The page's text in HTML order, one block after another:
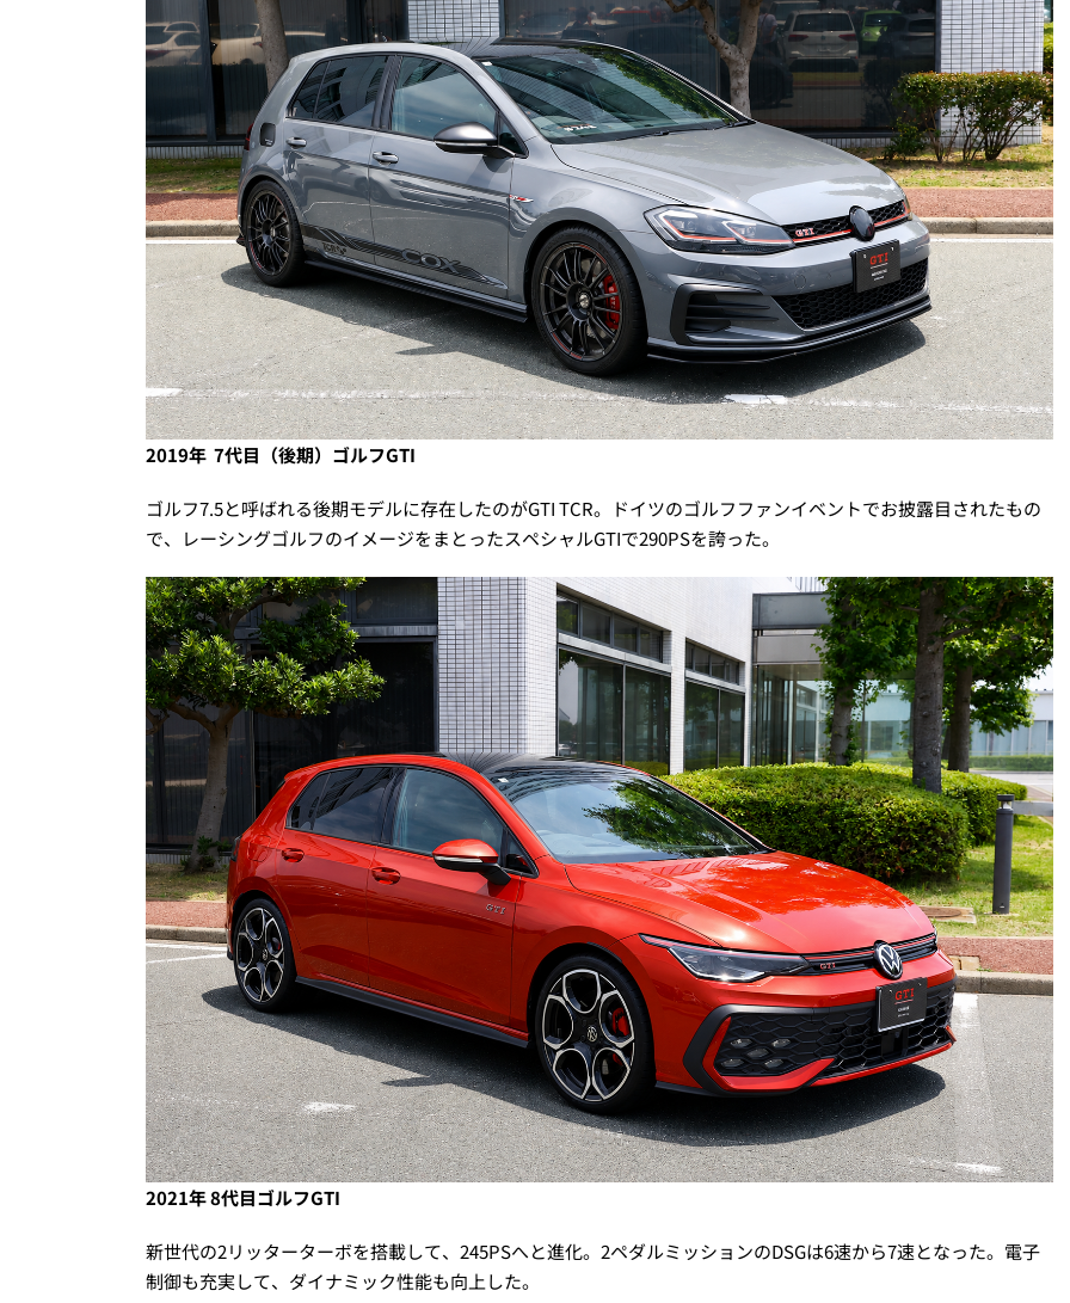
2019年 7代目（後期）ゴルフGTI
ゴルフ7.5と呼ばれる後期モデルに存在したのがGTI TCR。ドイツのゴルフファンイベントでお披露目されたもの
で、レーシングゴルフのイメージをまとったスペシャルGTIで290PSを誇った。
2021年 8代目ゴルフGTI
新世代の2リッターターボを搭載して、245PSへと進化。2ペダルミッションのDSGは6速から7速となった。電子
制御も充実して、ダイナミック性能も向上した。